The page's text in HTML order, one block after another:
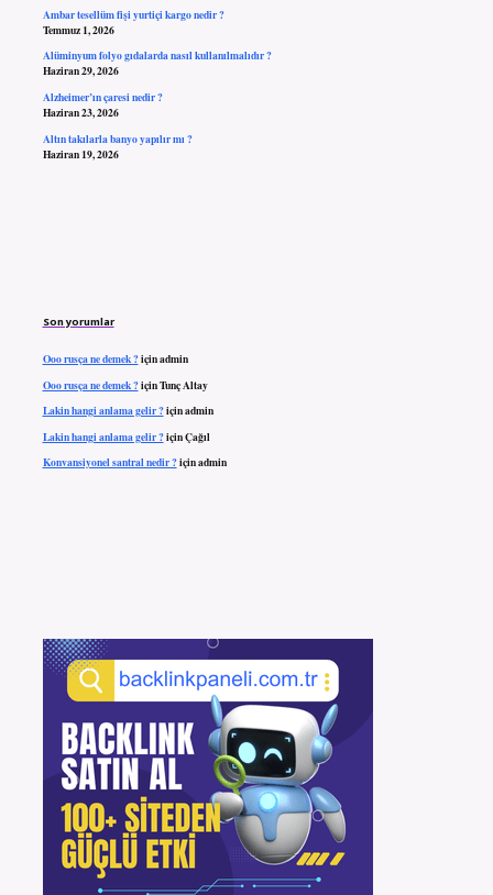
Ambar tesellüm fişi yurtiçi kargo nedir ?
Temmuz 1, 2026
Alüminyum folyo gıdalarda nasıl kullanılmalıdır ?
Haziran 29, 2026
Alzheimer’ın çaresi nedir ?
Haziran 23, 2026
Altın takılarla banyo yapılır mı ?
Haziran 19, 2026
Son yorumlar
Ooo rusça ne demek ?içinadmin
Ooo rusça ne demek ?içinTunç Altay
Lakin hangi anlama gelir ?içinadmin
Lakin hangi anlama gelir ?içinÇağıl
Konvansiyonel santral nedir ?içinadmin